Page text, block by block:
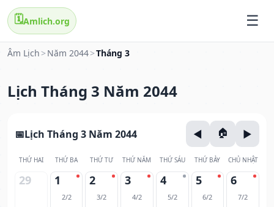
🗓️Amlich.org
Âm Lịch > Năm 2044>Tháng 3
Lịch Tháng 3 Năm 2044
Lịch Tháng 3 Năm 2044
THỨ HAI THỨ BA THỨ TƯ THỨ NĂM THỨ SÁU THỨ BẢY CHỦ NHẬT
29 1
2/2
2
3/2
3
4/2
4
5/2
5
6/2
6
7/2